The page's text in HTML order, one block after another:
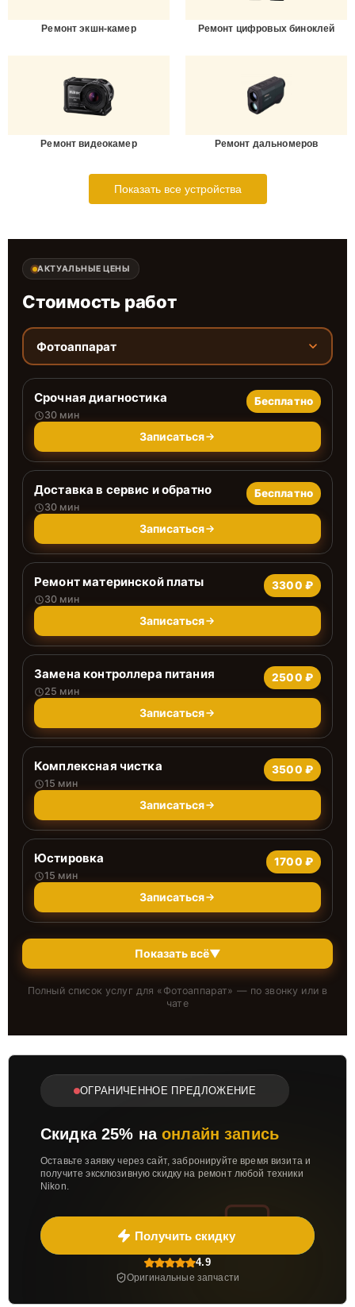
Ремонт экшн-камер Ремонт цифровых биноклей
Ремонт видеокамер Ремонт дальномеров
Показать все устройства
АКТУАЛЬНЫЕ ЦЕНЫ
Стоимость работ
Фотоаппарат
Срочная диагностика
30 мин
Бесплатно
Записаться
Доставка в сервис и обратно
30 мин
Бесплатно
Записаться
Ремонт материнской платы
30 мин
3300 ₽
Записаться
Замена контроллера питания
25 мин
2500 ₽
Записаться
Комплексная чистка
15 мин
3500 ₽
Записаться
Юстировка
15 мин
1700 ₽
Записаться
Показать всё▼
Полный список услуг для « Фотоаппарат» — по звонку или в
чате
ОГРАНИЧЕННОЕ ПРЕДЛОЖЕНИЕ
Скидка 25% наонлайн запись
Оставьте заявку через сайт, забронируйте время визита и
получите эксклюзивную скидку на ремонт любой техники
Nikon.
Получить скидку
4.9
Оригинальные запчасти